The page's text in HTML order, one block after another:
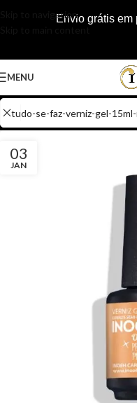
Skip to navigationEnvio grátis em
MENU
03
JAN